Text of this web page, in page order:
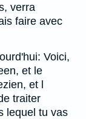
verra
faire avec
Voici,
et le
et l
traiter
lequel tu vas